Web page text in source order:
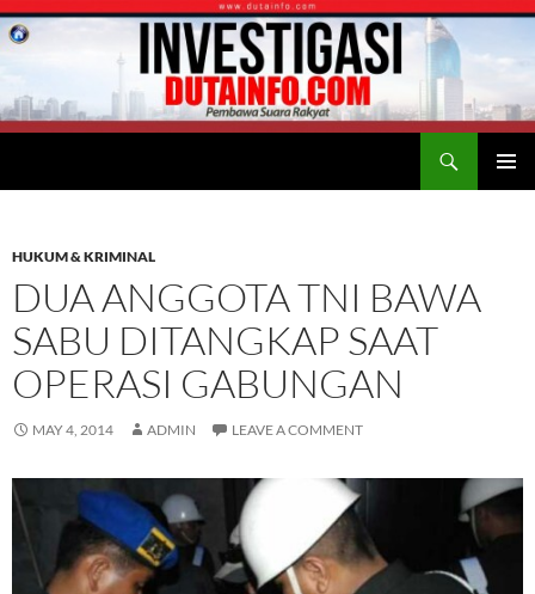
HUKUM & KRIMINAL
DUA ANGGOTA TNI BAWA
SABU DITANGKAP SAAT
OPERASI GABUNGAN
MAY 4, 2014 ADMIN LEAVE A COMMENT